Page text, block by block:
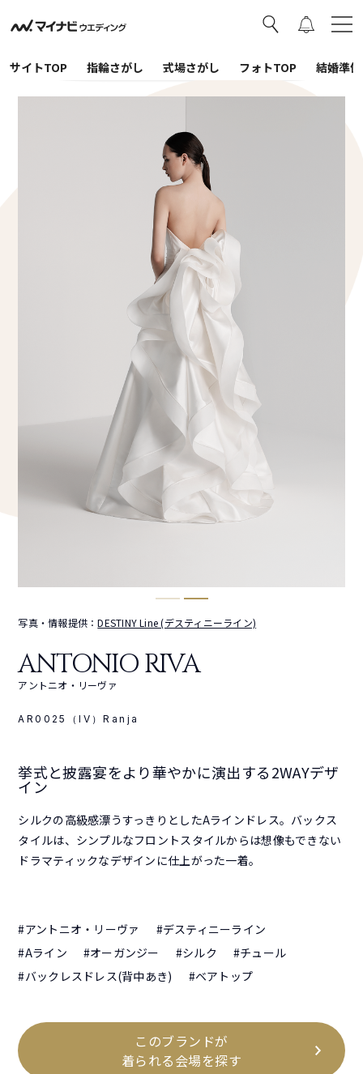
サイトTOP 指輪さがし 式場さがし フォトTOP 結婚準
写真・情報提供：DESTINY Line (デスティニーライン)
ANTONIO RIVA
アントニオ・リーヴァ
AR0025（IV）Ranja
挙式と披露宴をより華やかに演出する2WAYデザ
イン
シルクの高級感漂うすっきりとしたAラインドレス。バックス
タイルは、シンプルなフロントスタイルからは想像もできない
ドラマティックなデザインに仕上がった一着。
#アントニオ・リーヴァ
#デスティニーライン
#Aライン
#オーガンジー #シルク
#チュール
#バックレスドレス(背中あき)
#ベアトップ
このブランドが
着られる会場を探す